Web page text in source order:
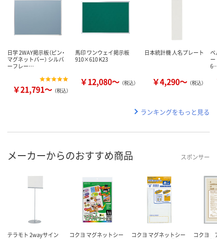
日学 2WAY掲示板（ピン・
マグネットバー） シルバ
ーフレー…
￥21,791～ （税込）
馬印 ワンウェイ掲示板
910×610 K23
￥12,080～ （税込）
日本統計機 人名プレート
￥4,290～ （税込）
ベ
ランキングをもっと見る
メーカーからのおすすめ商品 スポンサー
テラモト 2wayサイン
コクヨ マグネットシー
コクヨ マグネットシー
コクヨ